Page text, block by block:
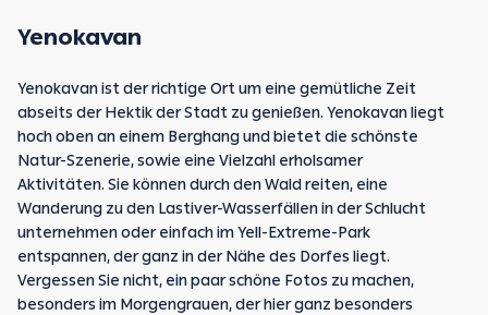
Yenokavan
Yenokavan ist der richtige Ort um eine gemütliche Zeit
abseits der Hektik der Stadt zu genießen. Yenokavan liegt
hoch oben an einem Berghang und bietet die schönste
Natur-Szenerie, sowie eine Vielzahl erholsamer
Aktivitäten. Sie können durch den Wald reiten, eine
Wanderung zu den Lastiver-Wasserfällen in der Schlucht
unternehmen oder einfach im Yell-Extreme-Park
entspannen, der ganz in der Nähe des Dorfes liegt.
Vergessen Sie nicht, ein paar schöne Fotos zu machen,
besonders im Morgengrauen, der hier ganz besonders